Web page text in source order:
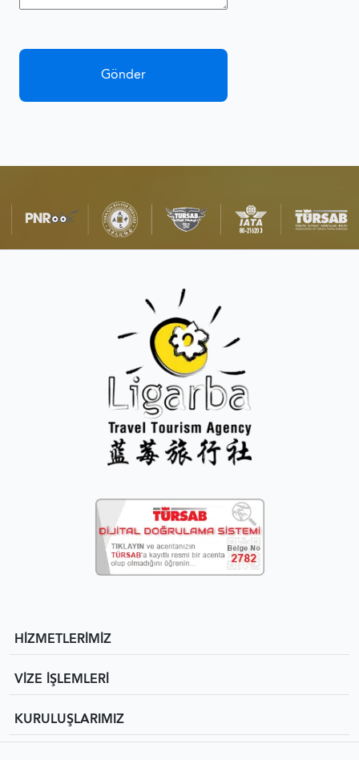
HİZMETLERİMİZ
VİZE İŞLEMLERİ
KURULUŞLARIMIZ